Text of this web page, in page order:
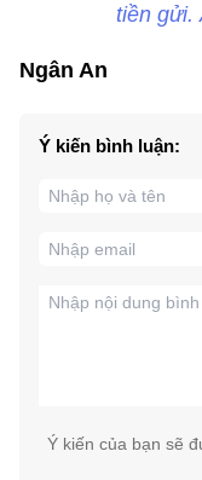
tiền gửi.
Ngân An
Ý kiến bình luận:
Ý kiến của bạn sẽ